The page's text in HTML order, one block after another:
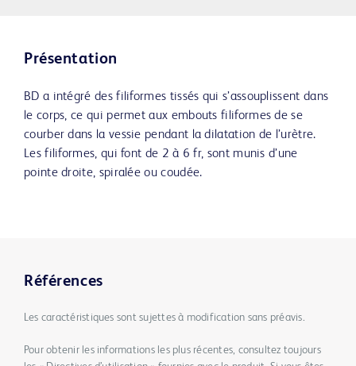
Présentation
BD a intégré des filiformes tissés qui s’assouplissent dans
le corps, ce qui permet aux embouts filiformes de se
courber dans la vessie pendant la dilatation de l’urètre.
Les filiformes, qui font de 2 à 6 fr, sont munis d’une
pointe droite, spiralée ou coudée.
Références
Les caractéristiques sont sujettes à modification sans préavis.
Pour obtenir les informations les plus récentes, consultez toujours